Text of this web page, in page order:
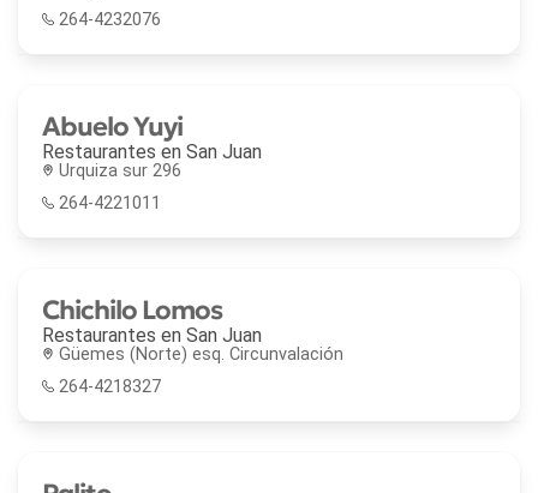
264-4232076
Abuelo Yuyi
Restaurantes en San Juan
Urquiza sur 296
264-4221011
Chichilo Lomos
Restaurantes en San Juan
Güemes (Norte) esq. Circunvalación
264-4218327